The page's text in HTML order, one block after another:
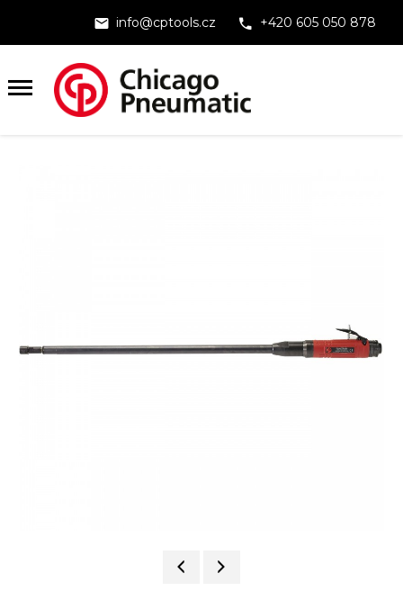
info@cptools.cz +420 605 050 878